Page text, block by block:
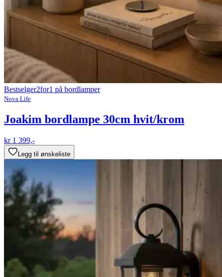
Bestselger2for1 på bordlamper
Nova Life
Joakim bordlampe 30cm hvit/krom
kr 1 399,-
Legg til ønskeliste